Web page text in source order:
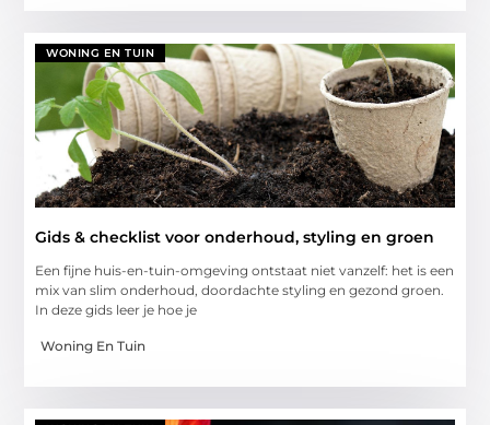
WONING EN TUIN
Gids & checklist voor onderhoud, styling en groen
Een fijne huis-en-tuin-omgeving ontstaat niet vanzelf: het is een
mix van slim onderhoud, doordachte styling en gezond groen.
In deze gids leer je hoe je
Woning En Tuin